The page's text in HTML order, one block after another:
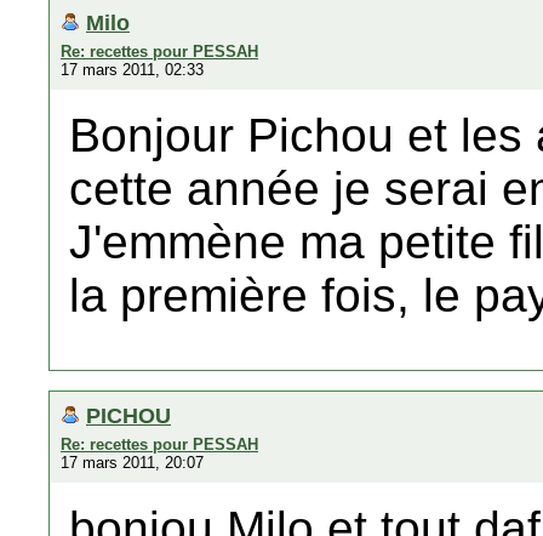
Milo
Re: recettes pour PESSAH
17 mars 2011, 02:33
Bonjour Pichou et
cette année je serai
J'emmène ma petite
la première fois, le
PICHOU
Re: recettes pour PESSAH
17 mars 2011, 20:07